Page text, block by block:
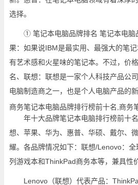
选择。
① 笔记本电脑品牌排名 笔记本电脑
果：如果说IBM是最实用、最强大的笔
有艺术感和火星味的笔记本。不过，价
名、联想：联想是一家个人科技产品公
电脑制造商之一，也是个人电脑产品的新
商务笔记本电脑品牌排行榜前十名,商务
年十大品牌笔记本电脑排行榜前十
想、苹果、华为、惠普、华硕、戴尔、
耀。各品牌情况如下：联想/Lenovo：
列游戏本和ThinkPad商务本等，兼具性
Lenovo（联想）代表产品：